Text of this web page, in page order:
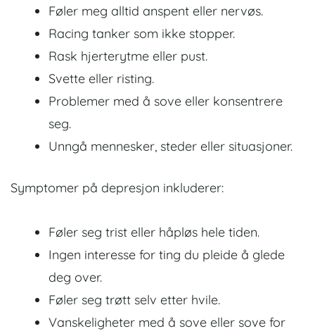
Føler meg alltid anspent eller nervøs.
Racing tanker som ikke stopper.
Rask hjerterytme eller pust.
Svette eller risting.
Problemer med å sove eller konsentrere
seg.
Unngå mennesker, steder eller situasjoner.
Symptomer på depresjon inkluderer:
Føler seg trist eller håpløs hele tiden.
Ingen interesse for ting du pleide å glede
deg over.
Føler seg trøtt selv etter hvile.
Vanskeligheter med å sove eller sove for